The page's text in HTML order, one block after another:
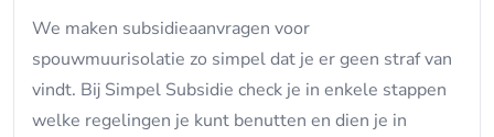
We maken subsidieaanvragen voor
spouwmuurisolatie zo simpel dat je er geen straf van
vindt. Bij Simpel Subsidie check je in enkele stappen
welke regelingen je kunt benutten en dien je in